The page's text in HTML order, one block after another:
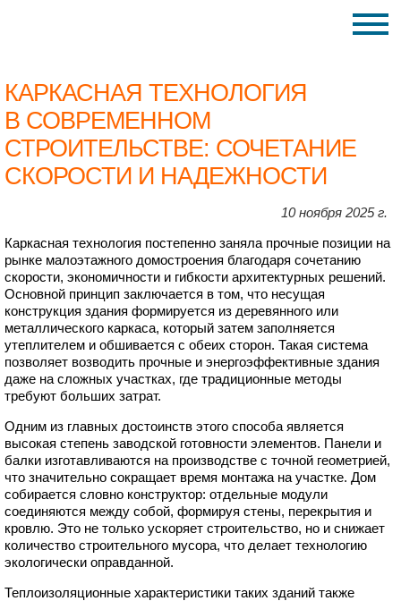
КАРКАСНАЯ ТЕХНОЛОГИЯ
В СОВРЕМЕННОМ
СТРОИТЕЛЬСТВЕ: СОЧЕТАНИЕ
СКОРОСТИ И НАДЕЖНОСТИ
10 ноября 2025 г.
Каркасная технология постепенно заняла прочные позиции на
рынке малоэтажного домостроения благодаря сочетанию
скорости, экономичности и гибкости архитектурных решений.
Основной принцип заключается в том, что несущая
конструкция здания формируется из деревянного или
металлического каркаса, который затем заполняется
утеплителем и обшивается с обеих сторон. Такая система
позволяет возводить прочные и энергоэффективные здания
даже на сложных участках, где традиционные методы
требуют больших затрат.
Одним из главных достоинств этого способа является
высокая степень заводской готовности элементов. Панели и
балки изготавливаются на производстве с точной геометрией,
что значительно сокращает время монтажа на участке. Дом
собирается словно конструктор: отдельные модули
соединяются между собой, формируя стены, перекрытия и
кровлю. Это не только ускоряет строительство, но и снижает
количество строительного мусора, что делает технологию
экологически оправданной.
Теплоизоляционные характеристики таких зданий также